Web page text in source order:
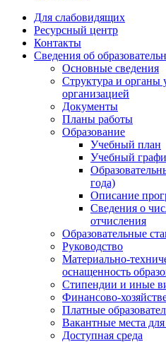
Для слабовидящих
Ресурсный центр
Контакты
Сведения об
Основные сведения
Структура и органы
организацией
Документы
Планы работы
Образование
Учебный план
Учебный
года)
Описание
Сведения о
отчисления
Образовательные
Руководство
Материально-
оснащенность
Стипендии и иные
Финансово-
Платные
Вакантные места
Доступная среда